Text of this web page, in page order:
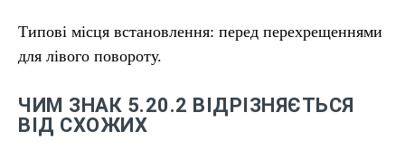
Типові місця встановлення: перед перехрещеннями
для лівого повороту.
ЧИМ ЗНАК 5.20.2 ВІДРІЗНЯЄТЬСЯ
ВІД СХОЖИХ